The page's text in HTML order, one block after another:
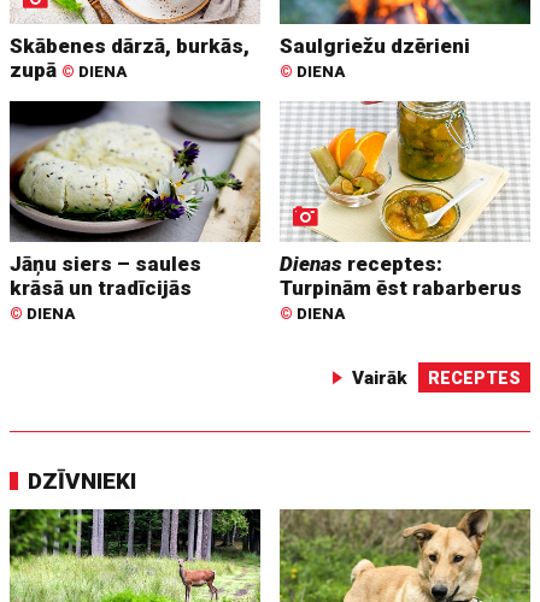
Skābenes dārzā, burkās,
zupā © DIENA
Saulgriežu dzērieni
© DIENA
Jāņu siers – saules
krāsā un tradīcijās
© DIENA
Dienas receptes:
Turpinām ēst rabarberus
© DIENA
Vairāk RECEPTES
DZĪVNIEKI